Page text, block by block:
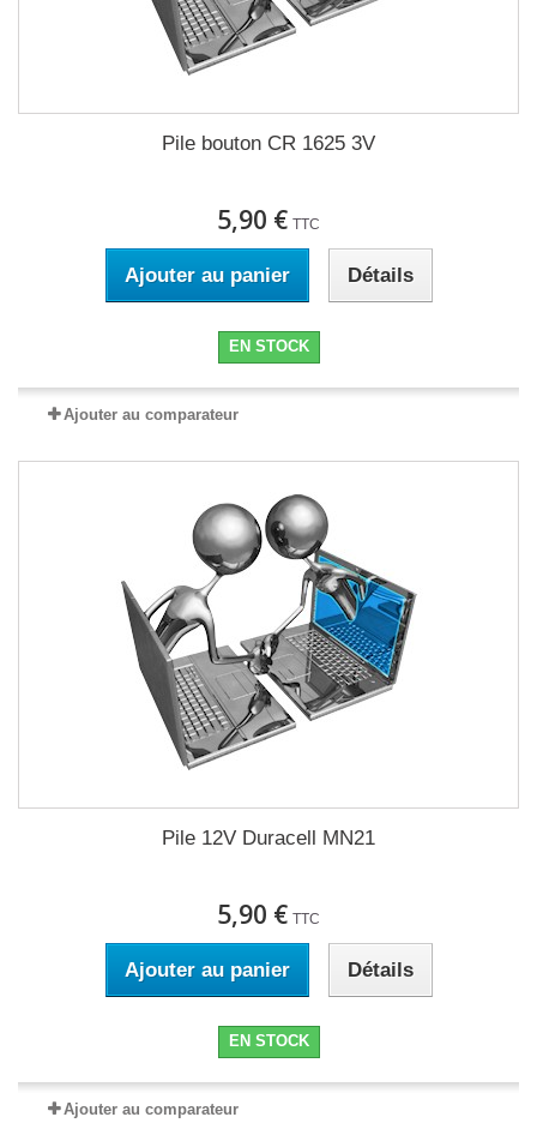
Pile bouton CR 1625 3V
5,90 € TTC
Ajouter au panier Détails
EN STOCK
Ajouter au comparateur
Pile 12V Duracell MN21
5,90 € TTC
Ajouter au panier Détails
EN STOCK
Ajouter au comparateur